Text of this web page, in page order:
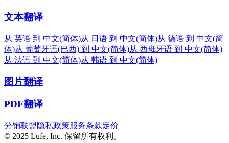
文本翻译
从 英语 到 中文(简体)从 日语 到 中文(简体)从 德语 到 中文(简
体)从 葡萄牙语(巴西) 到 中文(简体)从 西班牙语 到 中文(简体)
从 法语 到 中文(简体)从 韩语 到 中文(简体)
图片翻译
PDF翻译
分销联盟隐私政策服务条款定价
© 2025 Lufe, Inc. 保留所有权利。